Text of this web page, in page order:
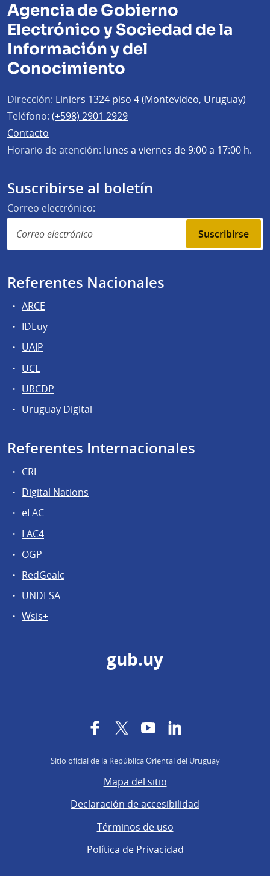
Agencia de Gobierno
Electrónico y Sociedad de la
Información y del
Conocimiento
Dirección: Liniers 1324 piso 4 (Montevideo, Uruguay)
Teléfono: (+598) 2901 2929
Contacto
Horario de atención: lunes a viernes de 9:00 a 17:00 h.
Suscribirse al boletín
Correo electrónico:
Suscribirse
Referentes Nacionales
ARCE
IDEuy
UAIP
UCE
URCDP
Uruguay Digital
Referentes Internacionales
CRI
Digital Nations
eLAC
LAC4
OGP
RedGealc
UNDESA
Wsis+
gub.uy
FacebookTwitterYouTube
Sitio oficial de la República Oriental del Uruguay
Mapa del sitio
Declaración de accesibilidad
Términos de uso
Política de Privacidad